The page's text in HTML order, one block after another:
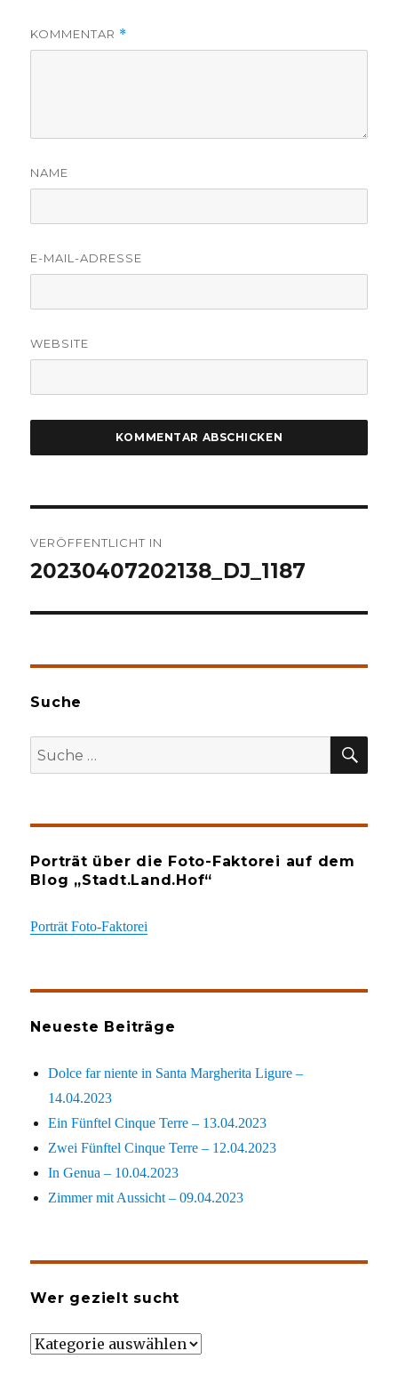
KOMMENTAR *
NAME
E-MAIL-ADRESSE
WEBSITE
VERÖFFENTLICHT IN
20230407202138_DJ_1187
Suche
Suche
nach:
Porträt über die Foto-Faktorei auf dem
Blog „Stadt.Land.Hof“
Porträt Foto-Faktorei
Neueste Beiträge
Dolce far niente in Santa Margherita Ligure –
14.04.2023
Ein Fünftel Cinque Terre – 13.04.2023
Zwei Fünftel Cinque Terre – 12.04.2023
In Genua – 10.04.2023
Zimmer mit Aussicht – 09.04.2023
Wer gezielt sucht
Wer